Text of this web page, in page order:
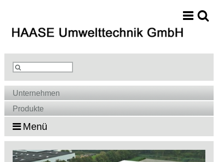
Unternehmen
Produkte
Menü